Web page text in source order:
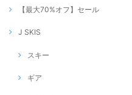
【最大70%オフ】セール
J SKIS
スキー
ギア